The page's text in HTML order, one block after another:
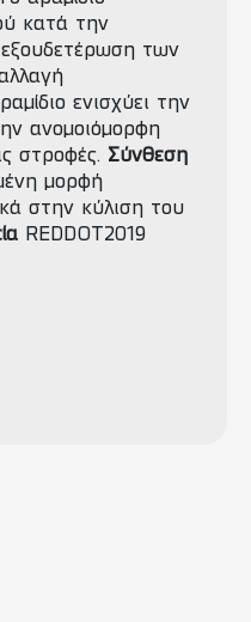
κατά την
των
ενισχύει την
ανομοιόμορφη
στροφές. Σύνθεση
μορφή
στην κύλιση του
REDDOT2019